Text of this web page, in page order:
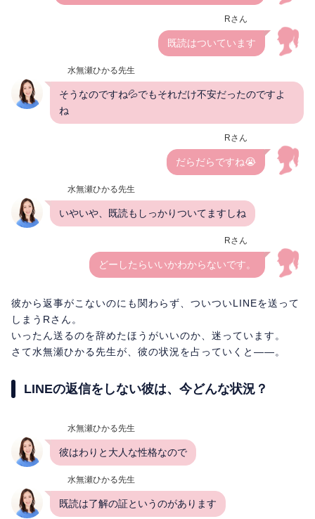
Rさん
既読はついています
水無瀬ひかる先生
そうなのですね💦でもそれだけ不安だったのですよ
ね
Rさん
だらだらですね😭
水無瀬ひかる先生
いやいや、既読もしっかりついてますしね
Rさん
どーしたらいいかわからないです。
彼から返事がこないのにも関わらず、ついついLINEを送って
しまうRさん。
いったん送るのを辞めたほうがいいのか、迷っています。
さて水無瀬ひかる先生が、彼の状況を占っていくと――。
LINEの返信をしない彼は、今どんな状況？
水無瀬ひかる先生
彼はわりと大人な性格なので
水無瀬ひかる先生
既読は了解の証というのがあります